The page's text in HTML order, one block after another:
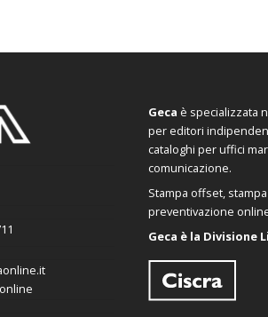
Geca è specializzata
per editori
cataloghi per uffici
comunicazione.
Stampa offset,
preventivazione
Geca è la Divisione